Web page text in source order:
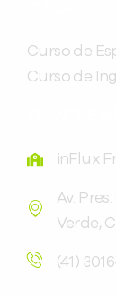
Curso de
Curso de
inFlux
Av.
Verde,
(41)
Você é
Sim